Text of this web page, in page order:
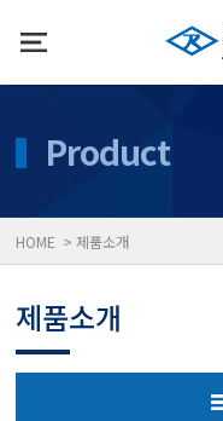
Product
HOME > 제품소개
제품소개